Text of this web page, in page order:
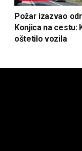
Požar izazvao
Konjica na cestu:
oštetilo vozila